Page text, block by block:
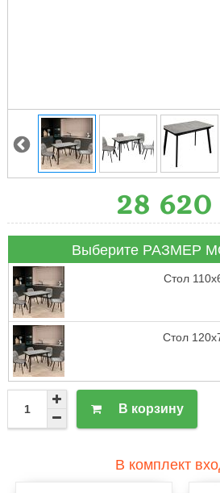
28 620
Выберите РАЗМЕР
Стол
Стол
В корзину
В комплект